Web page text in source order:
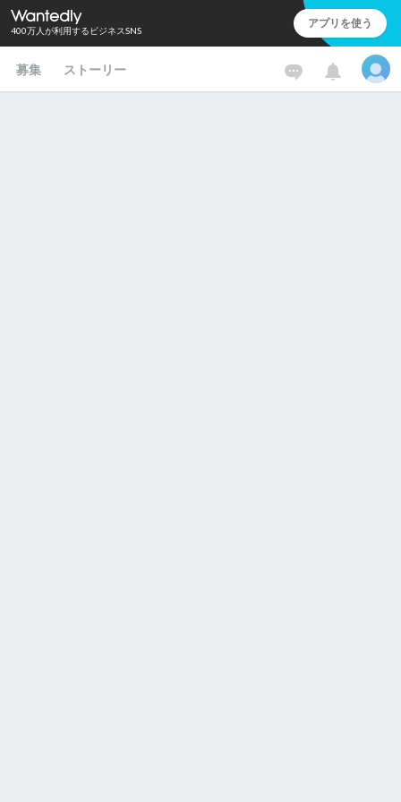
400万人が利用するビジネスSNS アプリを使う
募集 ストーリー